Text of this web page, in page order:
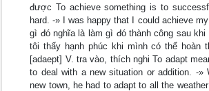
được To achieve something is to
hard. -» I was happy that I could achieve
gì đó nghĩa là làm gì đó thành công sau
tôi thấy hạnh phúc khi mình có thể hoàn
[adaept] V. tra vào, thích nghi To adapt
to deal with a new situation or addition. -»
new town, he had to adapt to all the